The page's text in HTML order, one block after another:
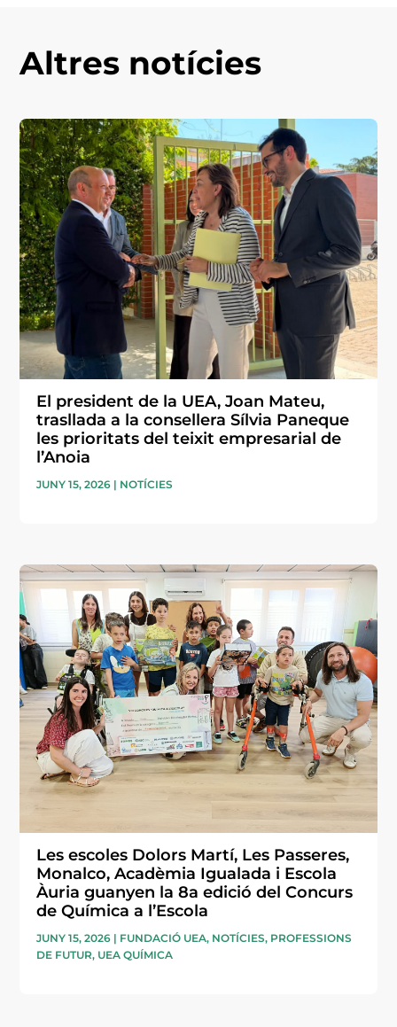
Altres notícies
El president de la UEA, Joan Mateu,
trasllada a la consellera Sílvia Paneque
les prioritats del teixit empresarial de
l’Anoia
JUNY 15, 2026 | NOTÍCIES
Les escoles Dolors Martí, Les Passeres,
Monalco, Acadèmia Igualada i Escola
Àuria guanyen la 8a edició del Concurs
de Química a l’Escola
JUNY 15, 2026 | FUNDACIÓ UEA, NOTÍCIES, PROFESSIONS
DE FUTUR, UEA QUÍMICA